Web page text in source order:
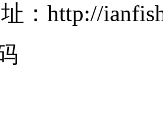
：http://